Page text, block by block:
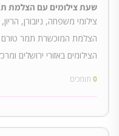
שעת צילומים עם הצלמת
צילומי משפחה, ניובורן,
הצלמת המוכשרת תמר טורם
הצילומים באזורי ירושלים
0 תומכים